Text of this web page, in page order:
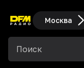
Москва